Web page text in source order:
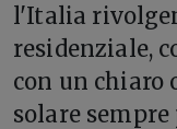
l'Italia
residenziale,
con un chiaro
solare